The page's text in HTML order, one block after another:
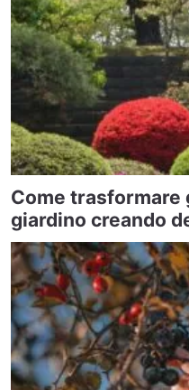
Come trasformare
giardino creando